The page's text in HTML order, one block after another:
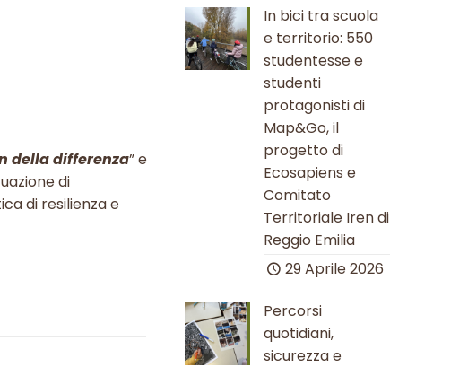
della differenza” e
di
di resilienza e
In bici tra scuola
e territorio: 550
studentesse e
studenti
protagonisti di
Map&Go, il
progetto di
Ecosapiens e
Comitato
Territoriale Iren di
Reggio Emilia
29 Aprile 2026
Percorsi
quotidiani,
sicurezza e